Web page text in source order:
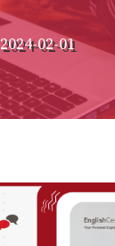
2024-02-01